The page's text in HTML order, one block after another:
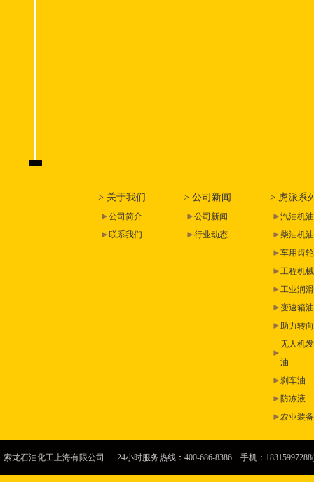
> 关于我们
公司简介
联系我们
> 公司新闻
公司新闻
行业动态
> 虎派系
汽油机油
柴油机油
车用齿
工程机
工业润
变速箱油
助力转
无人机
油
刹车油
防冻液
农业装
索龙石油化工上海有限公司 24小时服务热线 ： 400-686-8386 手机：